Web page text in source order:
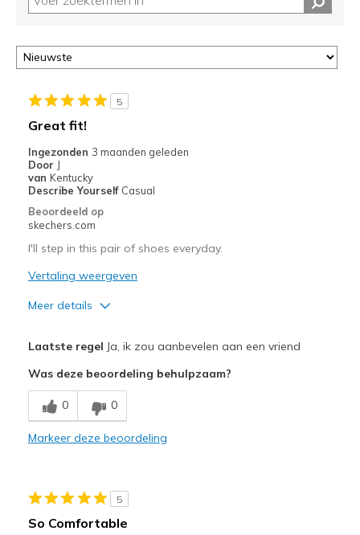
5
Great fit!
Ingezonden 3 maanden geleden
Door J
van Kentucky
Describe Yourself Casual
Beoordeeld op
skechers.com
I'll step in this pair of shoes everyday.
Vertaling weergeven
Meer details
Beste toepassingen
Casual Wear
View On Shoes
Shoes are for Wearing
Laatste regel Ja, ik zou aanbevelen aan een vriend
Was deze beoordeling behulpzaam?
0 0
Markeer deze beoordeling
5
So Comfortable